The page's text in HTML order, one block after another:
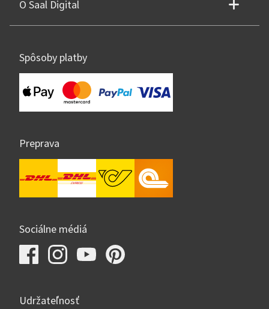
O Saal Digital
Spôsoby platby
Preprava
Sociálne médiá
Udržateľnosť